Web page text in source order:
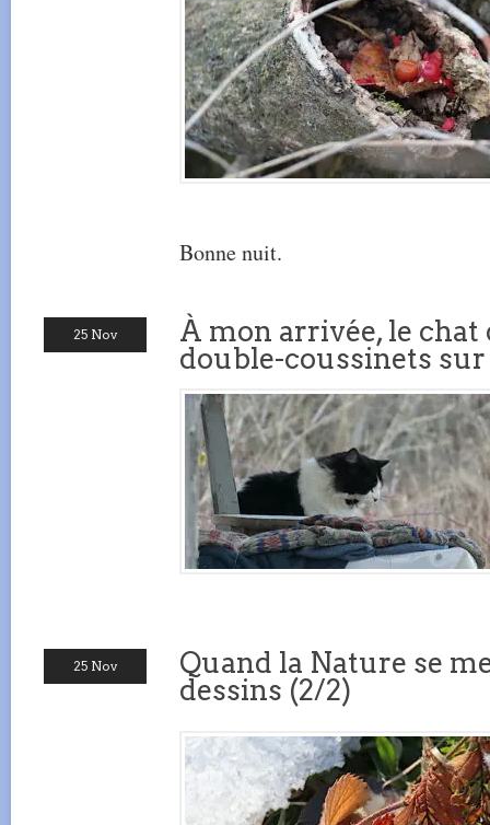
Bonne nuit.
25 Nov
À mon arrivée, le
double-coussinets
25 Nov
Quand la Nature se
dessins (2/2)